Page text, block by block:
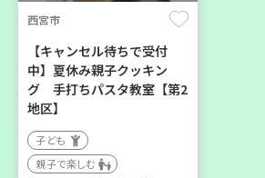
2026年
加古川市
西宮市
【キャンセル待ちで受付
中】夏休み親子クッキン
グ 手打ちパスタ教室【第2
地区】
子ども
親子で楽しむ